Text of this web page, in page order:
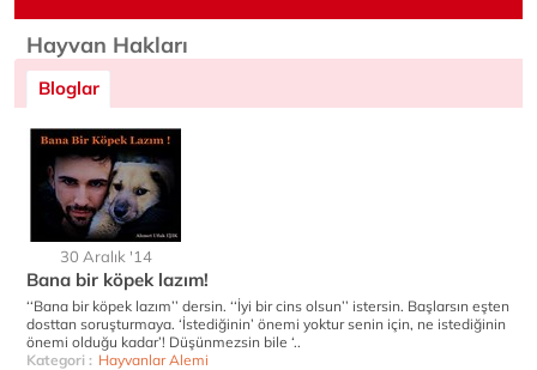
Hayvan Hakları
Bloglar
30 Aralık '14
Bana bir köpek lazım!
‘‘Bana bir köpek lazım’’ dersin. ‘‘İyi bir cins olsun’’ istersin. Başlarsın eşten
dosttan soruşturmaya. ‘İstediğinin’ önemi yoktur senin için, ne istediğinin
önemi olduğu kadar’! Düşünmezsin bile ‘..
Kategori : Hayvanlar Alemi